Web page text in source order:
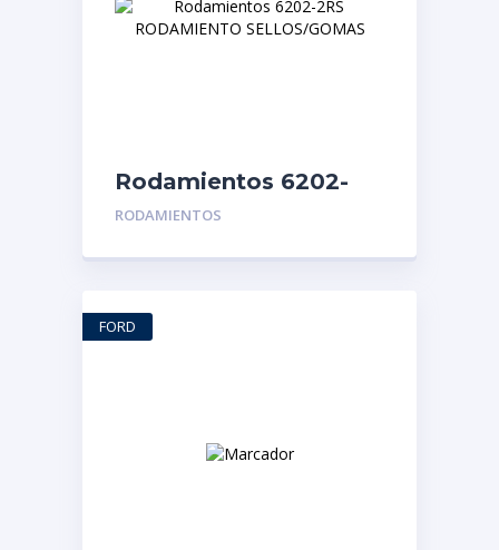
Rodamientos 6202-
2RS RODAMIENTO
RODAMIENTOS
FORD